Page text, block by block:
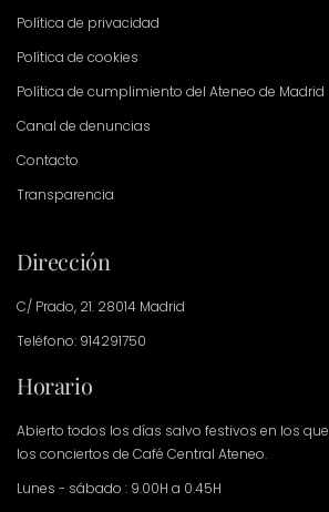
Política de privacidad
Política de cookies
Política de cumplimiento del Ateneo de Madrid
Canal de denuncias
Contacto
Transparencia
Dirección
C/ Prado, 21. 28014 Madrid
Teléfono: 914291750
Horario
Abierto todos los días salvo festivos en los
los conciertos de Café Central Ateneo.
Lunes - sábado : 9.00H a 0.45H